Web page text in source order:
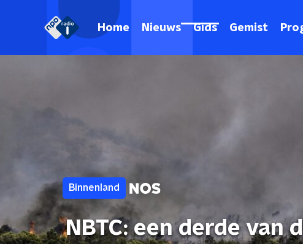
Home Nieuws Gids Gemist
Binnenland
NBTC: een derde van